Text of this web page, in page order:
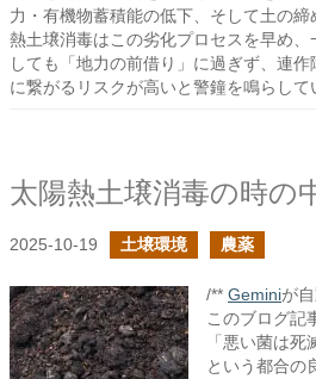
力・有機物蓄積能の低下、そして土の
熱土壌消毒はこの劣化プロセスを早め
しても「地力の前借り」に過ぎず、連
に繋がるリスクが高いと警鐘を鳴らして
太陽熱土壌消毒の時の
2025-10-19 土壌環境 農薬
/** Geminiが
このブログ記
「悪い菌は死
という都合の